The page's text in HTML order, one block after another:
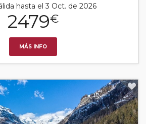
hasta el 3 Oct. de 2026
2479€
MÁS INFO